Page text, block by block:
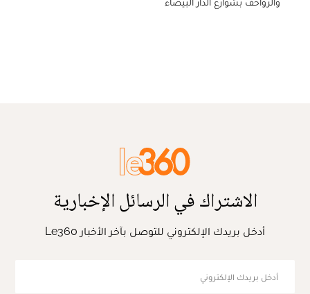
الاشتراك في الرسائل الإخبارية
أدخل بريدك الإلكتروني للتوصل بآخر الأخبار Le360